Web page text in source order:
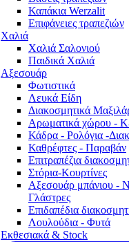
Καπάκια Werzalit
Επιφάνειες τραπεζιών
Χαλιά
Χαλιά Σαλονιού
Παιδικά Χαλιά
Αξεσουάρ
Φωτιστικά
Λευκά Είδη
Διακοσμητικά
Αρωματικά χώρου -
Κάδρα - Ρολόγια -
Καθρέφτες - Παραβάν
Επιτραπέζια
Στόρια-Κουρτίνες
Αξεσουάρ μπάνιου -
Γλάστρες
Επιδαπέδια
Λουλούδια - Φυτά
Εκθεσιακά & Stock